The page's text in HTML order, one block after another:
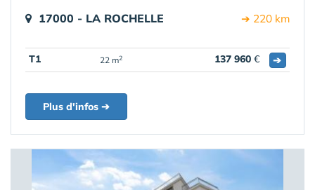
17000 - LA ROCHELLE ➔ 220 km
T1 22 m2 137 960 € ➔
Plus d'infos ➔